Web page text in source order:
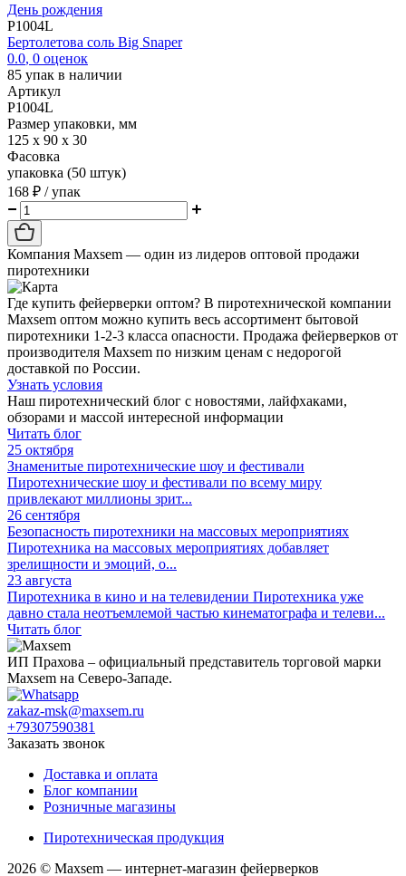
День рождения
P1004L
Бертолетова соль Big Snaper
0.0, 0 оценок
85 упак в наличии
Артикул
P1004L
Размер упаковки, мм
125 х 90 х 30
Фасовка
упаковка (50 штук)
168 ₽ / упак
Компания Maxsem — один из лидеров оптовой продажи
пиротехники
Где купить фейерверки оптом? В пиротехнической компании
Maxsem оптом можно купить весь ассортимент бытовой
пиротехники 1-2-3 класса опасности. Продажа фейерверков от
производителя Maxsem по низким ценам с недорогой
доставкой по России.
Узнать условия
Наш пиротехнический блог с новостями, лайфхаками,
обзорами и массой интересной информации
Читать блог
25 октября
Знаменитые пиротехнические шоу и фестивали
Пиротехнические шоу и фестивали по всему миру
привлекают миллионы зрит...
26 сентября
Безопасность пиротехники на массовых мероприятиях
Пиротехника на массовых мероприятиях добавляет
зрелищности и эмоций, о...
23 августа
Пиротехника в кино и на телевидении Пиротехника уже
давно стала неотъемлемой частью кинематографа и телеви...
Читать блог
ИП Прахова – официальный представитель торговой марки
Maxsem на Северо-Западе.
zakaz-msk@maxsem.ru
+79307590381
Заказать звонок
Доставка и оплата
Блог компании
Розничные магазины
Пиротехническая продукция
2026 © Maxsem — интернет-магазин фейерверков